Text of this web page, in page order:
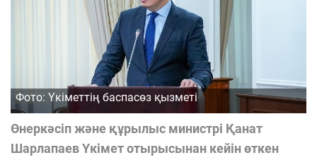
Фото: Үкіметтің баспасөз қызметі
Өнеркәсіп және құрылыс министрі Қанат
Шарлапаев Үкімет отырысынан кейін өткен